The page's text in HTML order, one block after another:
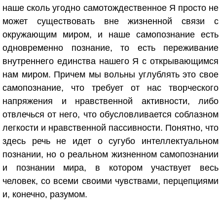
наше сколь угодно самотождественное Я просто не
может существовать вне жизненной связи с
окружающим миром, и наше самопознание есть
одновременно познание, то есть переживание
внутреннего единства нашего Я с открывающимся
нам миром. Причем мы вольны углублять это свое
самопознание, что требует от нас творческого
напряжения и нравственной активности, либо
отвлечься от него, что обусловливается соблазном
легкости и нравственной пассивности. Понятно, что
здесь речь не идет о сугубо интеллектуальном
познании, но о реальном жизненном самопознании
и познании мира, в котором участвует весь
человек, со всеми своими чувствами, перцепциями
и, конечно, разумом.